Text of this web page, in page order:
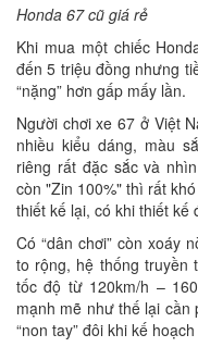
Honda 67 cũ giá rẻ
Khi mua một chiếc
đến 5 triệu đồng nhưng
“nặng” hơn gấp mấy lần.
Người chơi xe 67 ở Việt
nhiều kiểu dáng, màu
riêng rất đặc sắc và
còn "Zin 100%" thì rất
thiết kế lại, có khi thiết kế
Có “dân chơi” còn xoáy
to rộng, hệ thống truyền
tốc độ từ 120km/h –
mạnh mẽ như thế lại cần
“non tay” đôi khi kế